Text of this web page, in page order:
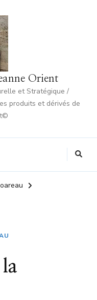
Orient
et Stratégique /
produits et dérivés de